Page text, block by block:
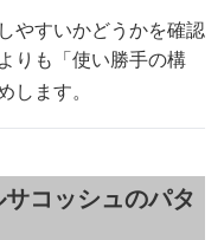
やすいかどうかを確認
りも「使い勝手の構
ます。
コッシュのパタ